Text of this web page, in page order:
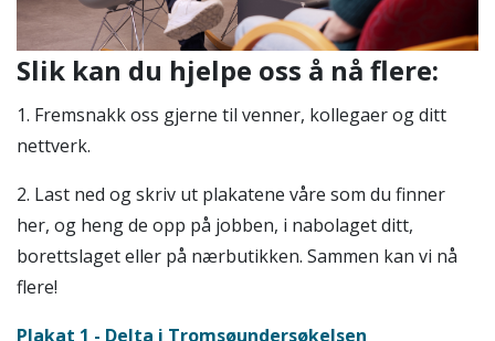
Slik kan du hjelpe oss å nå flere:
1. Fremsnakk oss gjerne til venner, kollegaer og ditt
nettverk.
2. Last ned og skriv ut plakatene våre som du finner
her, og heng de opp på jobben, i nabolaget ditt,
borettslaget eller på nærbutikken. Sammen kan vi nå
flere!
Plakat 1 - Delta i Tromsøundersøkelsen